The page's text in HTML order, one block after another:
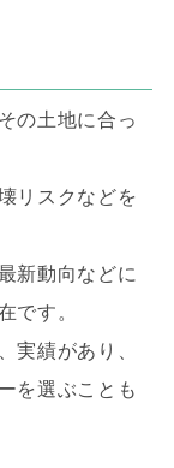
の土地に合っ
リスクなどを
新動向などに
です。
実績があり、
を選ぶことも